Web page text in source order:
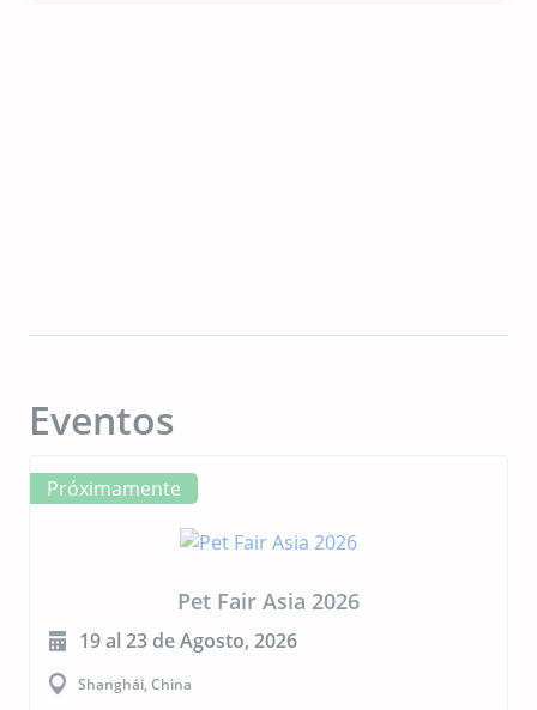
Eventos
Próximamente
CIPAL 2026
23 al 24 de Septiembre, 2026
Buenos Aires, Argentina